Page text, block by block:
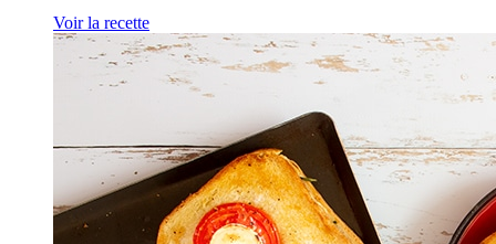
Voir la recette